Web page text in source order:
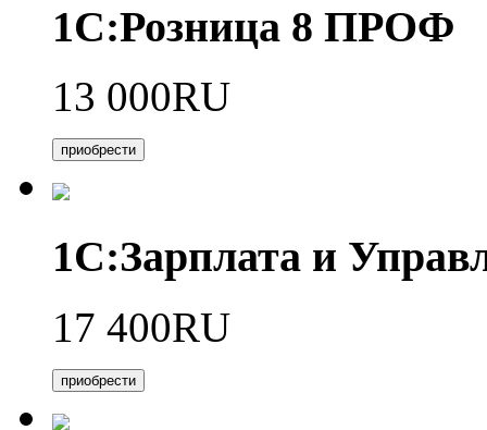
1С:Розница 8 ПРОФ
13 000RU
приобрести
1С:Зарплата и
17 400RU
приобрести